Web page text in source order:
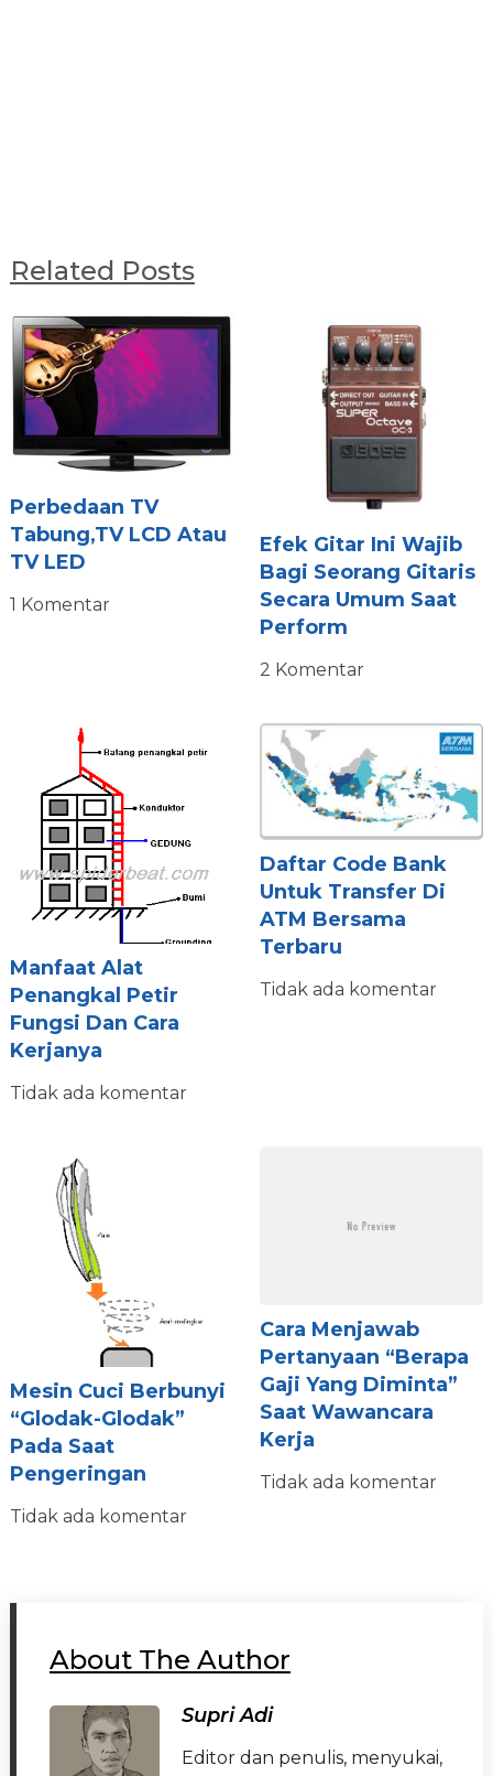
Related Posts
Perbedaan TV
Tabung,TV LCD Atau
TV LED
1 Komentar
Efek Gitar Ini Wajib
Bagi Seorang Gitaris
Secara Umum Saat
Perform
2 Komentar
Manfaat Alat
Penangkal Petir
Fungsi Dan Cara
Kerjanya
Tidak ada komentar
Daftar Code Bank
Untuk Transfer Di
ATM Bersama
Terbaru
Tidak ada komentar
Mesin Cuci Berbunyi
“Glodak-Glodak”
Pada Saat
Pengeringan
Tidak ada komentar
Cara Menjawab
Pertanyaan “Berapa
Gaji Yang Diminta”
Saat Wawancara
Kerja
Tidak ada komentar
About The Author
Supri Adi
Editor dan penulis, menyukai,